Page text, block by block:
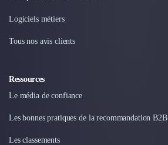
Logiciels métiers
Tous nos avis clients
Ressources
Le média de confiance
Les bonnes pratiques de la recommandation B2B
Les classements